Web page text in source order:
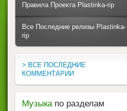
Правила Проекта Plastinka-rip
Все Последние релизы Plastinka-
rip
> ВСЕ ПОСЛЕДНИЕ
КОММЕНТАРИИ
Музыка по разделам